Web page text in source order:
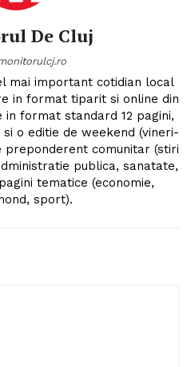
De Cluj
mai important cotidian local
in format tiparit si online din
format standard 12 pagini,
o editie de weekend (vineri-
preponderent comunitar (stiri
publica, sanatate,
tematice (economie,
sport).